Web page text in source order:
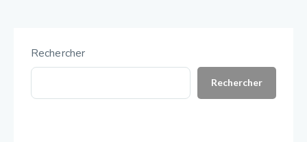
Rechercher
Rechercher